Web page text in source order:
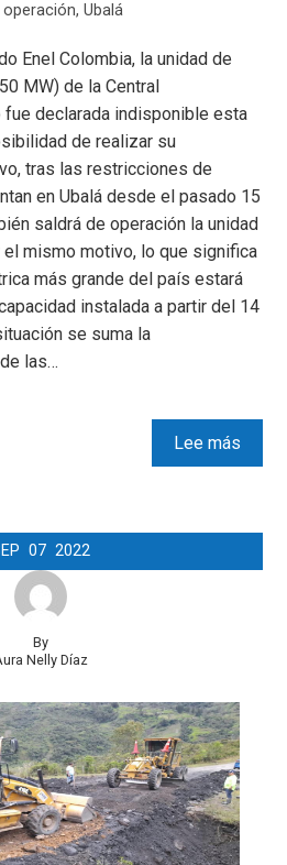
operación,Ubalá
Enel Colombia, la unidad de
MW) de la Central
fue declarada indisponible esta
de realizar su
tras las restricciones de
en Ubalá desde el pasado 15
saldrá de operación la unidad
el mismo motivo, lo que significa
más grande del país estará
instalada a partir del 14
se suma la
las…
Lee más
07 2022
By
Nelly Díaz